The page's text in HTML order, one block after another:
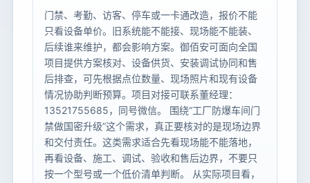
门禁、考勤、访客、停车或一卡通改造，报价不能
只看设备单价。旧系统能不能接、现场能不能装、
后续谁来维护，都会影响方案。御佰安可面向全国
项目提供方案核对、设备供货、安装调试协同和售
后排查，可先根据点位数量、现场照片和现有设备
情况协助判断预算。项目对接可联系董经理：
13521755685，同号微信。 围绕“工厂防爆车间门
禁做国密升级”这个需求，真正要核对的是现场边界
和交付责任。这类需求适合先看现场能不能落地，
再看设备、施工、调试、验收和售后边界，不要只
按一个型号或一个低价清单判断。 从实际项目看，